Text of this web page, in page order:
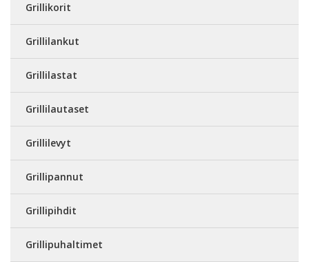
Grillikorit
Grillilankut
Grillilastat
Grillilautaset
Grillilevyt
Grillipannut
Grillipihdit
Grillipuhaltimet